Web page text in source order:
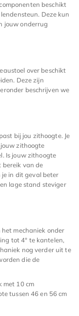
beschikt
Deze kun
jouw onderrug
over beschikt
Deze zijn
beschrijven we
bij jou zithoogte. Je
zithoogte
Is jouw zithoogte
bereik van de
je in dit geval beter
lage stand steviger
mechaniek onder
tot 4° te kantelen,
nog verder uit te
die de
met 10 cm
tussen 46 en 56 cm